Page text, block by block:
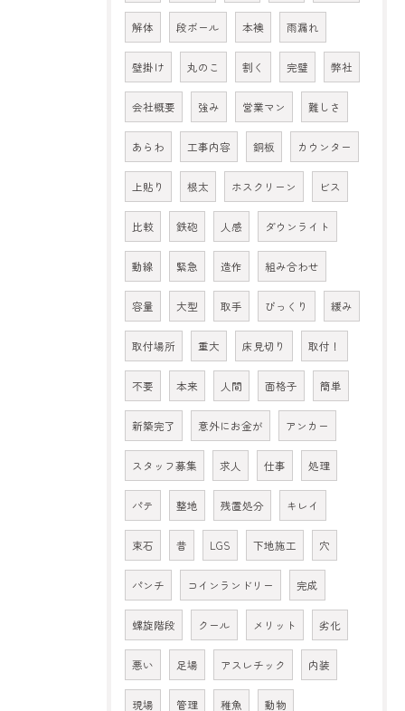
解体 段ボール 本襖 雨漏れ
壁掛け 丸のこ 割く 完璧 弊社
会社概要 強み 営業マン 難しさ
あらわ 工事内容 銅板 カウンター
上貼り 根太 ホスクリーン ビス
比較 鉄砲 人感 ダウンライト
動線 緊急 造作 組み合わせ
容量 大型 取手 びっくり 緩み
取付場所 重大 床見切り 取付！
不要 本来 人間 面格子 簡単
新築完了 意外にお金が アンカー
スタッフ募集 求人 仕事 処理
パテ 整地 残置処分 キレイ
束石 昔 LGS 下地施工 穴
パンチ コインランドリー 完成
螺旋階段 クール メリット 劣化
悪い 足場 アスレチック 内装
現場 管理 稚魚 動物